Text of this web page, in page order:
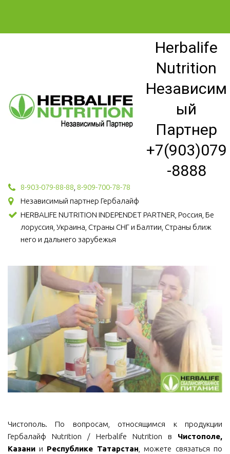
Herbalife
Nutrition
Независим
ый
Партнер
+7(903)079
-8888
8-903-079-88-88 8-909-700-78-78
Независимый партнер Гербалайф
HERBALIFE NUTRITION INDEPENDET PARTNER, Россия, Бе
лоруссия, Украина, Страны СНГ и Балтии, Страны ближ
него и дальнего зарубежья
Чистополь. По вопросам, относящимся к продукции
Гербалайф Nutrition / Herbalife Nutrition в Чистополе,
Казании Республике Татарстан , можете связаться по